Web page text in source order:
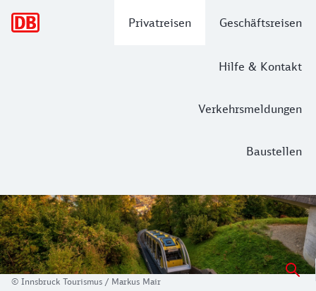
Privatreisen Geschäftsreisen
Hilfe & Kontakt
Verkehrsmeldungen
Baustellen
Ein Grund, draußen zu sein:
Ein Urlaub, unzählige Möglichkeiten – das bietet die
Das Beste: Zahlreiche Aktivitäten und Erlebnisse in
© Innsbruck Tourismus / Markus Mair